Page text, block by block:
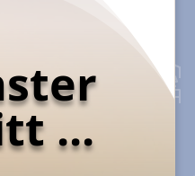
...